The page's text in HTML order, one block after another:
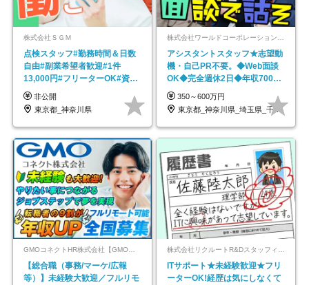
株式会社ＳＧＭ
点検スタッフ#勤務時間＆日数
自由#副業希望者歓迎#1件
13,000円#フリーターOK#資格
スキル不要
非公開
東京都_神奈川県
アシスタントスタッフ★志望動
機・自己PR不要。◆Web面談
OK◆完全週休2日◆年収700万
円可/p13
350～600万円
東京都_神奈川県_埼玉県_千葉県_大阪府…
GMOコネクトHR株式会社【GMOインターネットグループ】
【総合職（事務/マーケ/広報
等）】未経験大歓迎／フルリモ
ITサポート★未経験歓迎★フリ
ーターOK!経歴は気にしなくて